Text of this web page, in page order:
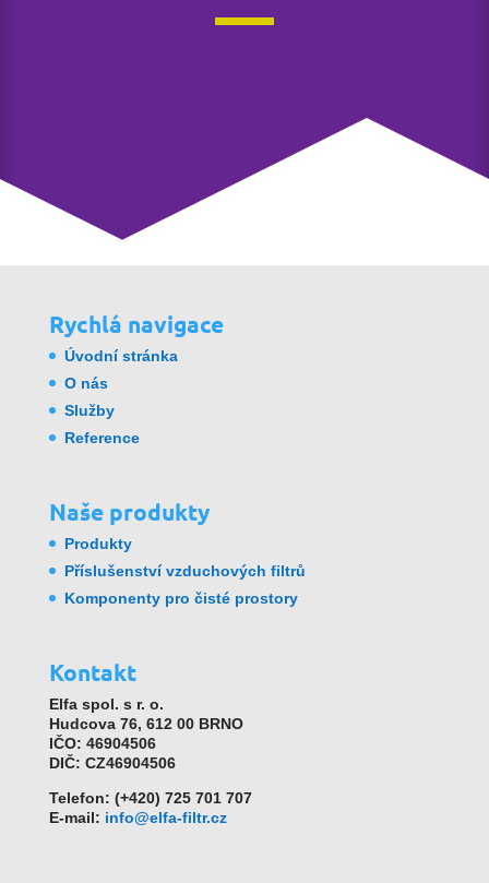
Rychlá navigace
Úvodní stránka
O nás
Služby
Reference
Naše produkty
Produkty
Příslušenství vzduchových filtrů
Komponenty pro čisté prostory
Kontakt
Elfa spol. s r. o.
Hudcova 76, 612 00 BRNO
IČO: 46904506
DIČ: CZ46904506
Telefon: (+420) 725 701 707
E-mail: info@elfa-filtr.cz